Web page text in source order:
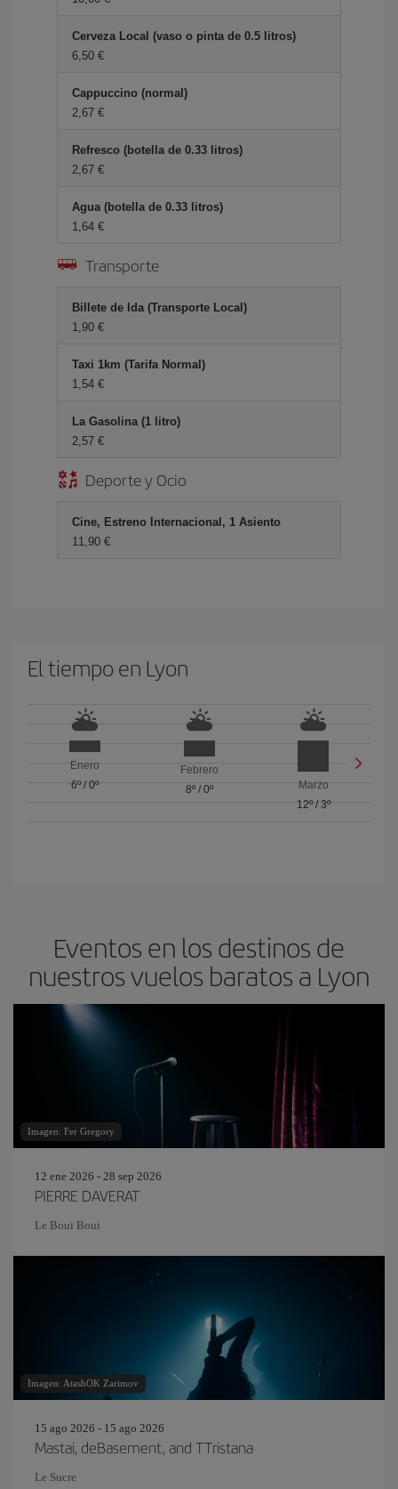
Cerveza Local (vaso o pinta de 0.5 litros)
6,50 €
Cappuccino (normal)
2,67 €
Refresco (botella de 0.33 litros)
2,67 €
Agua (botella de 0.33 litros)
1,64 €
Transporte
Billete de Ida (Transporte Local)
1,90 €
Taxi 1km (Tarifa Normal)
1,54 €
La Gasolina (1 litro)
2,57 €
Deporte y Ocio
Cine, Estreno Internacional, 1 Asiento
11,90 €
El tiempo en Lyon
Enero
6º/ 0º
Febrero
8º/ 0º
Marzo
12º/ 3º
Eventos en los destinos de
nuestros vuelos baratos a Lyon
Imagen: Fer Gregory
12 ene 2026 - 28 sep 2026
PIERRE DAVERAT
Le Boui Boui
Imagen: AtashOK Zarimov
15 ago 2026 - 15 ago 2026
Mastai, deBasement, and TTristana
Le Sucre